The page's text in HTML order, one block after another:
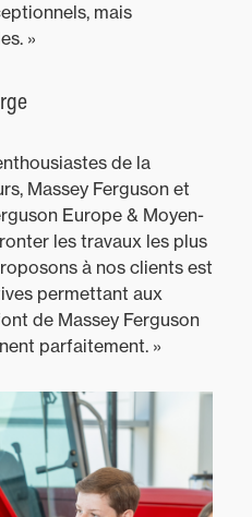
mais
»
de la
Massey Ferguson et
Europe & Moyen-
les travaux les plus
à nos clients est
permettant aux
de Massey Ferguson
parfaitement. »